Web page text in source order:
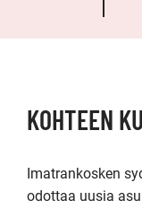
KOHTEEN
Imatrankosken
odottaa uusia